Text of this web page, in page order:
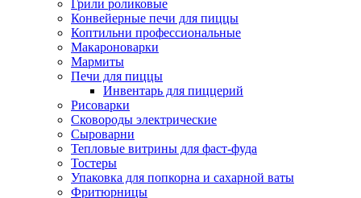
Грили роликовые
Конвейерные печи для пиццы
Коптильни профессиональные
Макароноварки
Мармиты
Печи для пиццы
Инвентарь для пиццерий
Рисоварки
Сковороды электрические
Сыроварни
Тепловые витрины для фаст-фуда
Тостеры
Упаковка для попкорна и сахарной ваты
Фритюрницы